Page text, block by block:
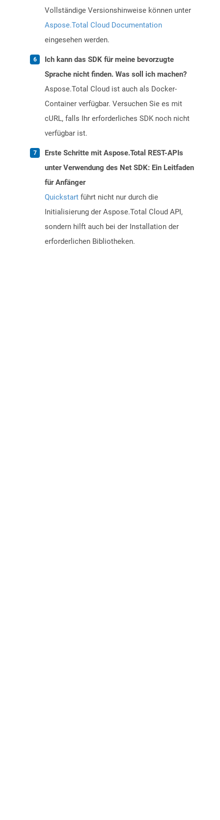
Vollständige Versionshinweise können unter
Aspose.Total Cloud Documentation
eingesehen werden.
Ich kann das SDK für meine bevorzugte
Sprache nicht finden. Was soll ich machen?
Aspose.Total Cloud ist auch als Docker-
Container verfügbar. Versuchen Sie es mit
cURL, falls Ihr erforderliches SDK noch nicht
verfügbar ist.
Erste Schritte mit Aspose.Total REST-APIs
unter Verwendung des Net SDK: Ein Leitfaden
für Anfänger
Quickstart führt nicht nur durch die
Initialisierung der Aspose.Total Cloud API,
sondern hilft auch bei der Installation der
erforderlichen Bibliotheken.